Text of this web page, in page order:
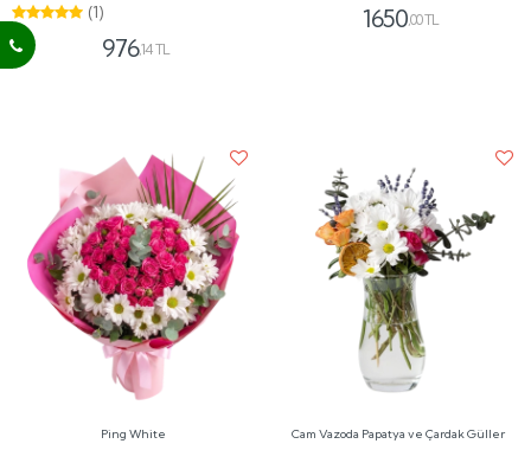
(1)
976,14 TL
1650,00 TL
Ping White Cam Vazoda Papatya ve Çardak Güller